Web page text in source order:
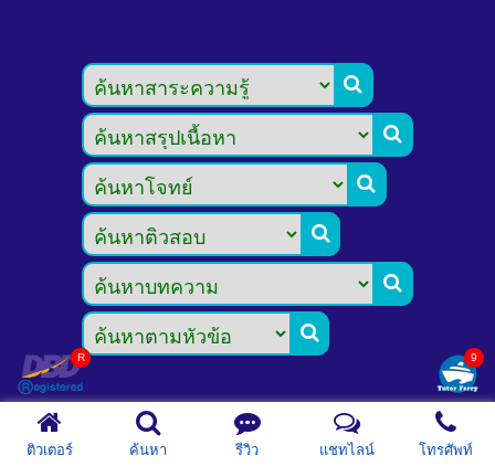






ติวเตอร์ ค้นหา รีวิว แชทไลน์ โทรศัพท์